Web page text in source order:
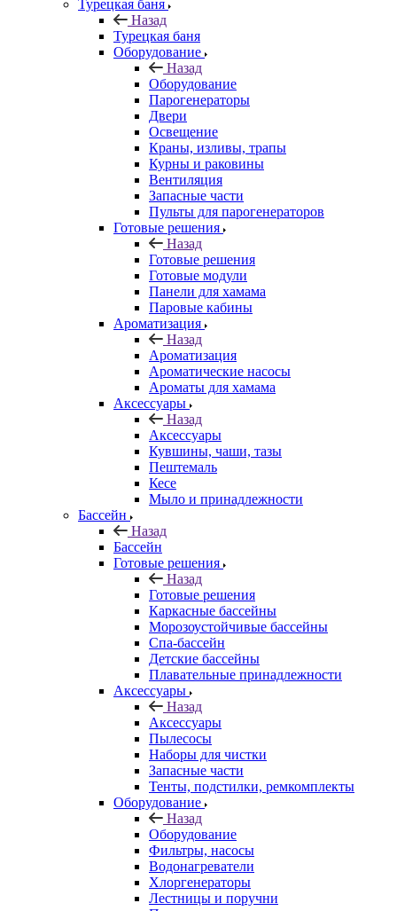
Турецкая баня
Назад
Турецкая баня
Оборудование
Назад
Оборудование
Парогенераторы
Двери
Освещение
Краны, изливы, трапы
Курны и раковины
Вентиляция
Запасные части
Пульты для парогенераторов
Готовые решения
Назад
Готовые решения
Готовые модули
Панели для хамама
Паровые кабины
Ароматизация
Назад
Ароматизация
Ароматические насосы
Ароматы для хамама
Аксессуары
Назад
Аксессуары
Кувшины, чаши, тазы
Пештемаль
Кесе
Мыло и принадлежности
Бассейн
Назад
Бассейн
Готовые решения
Назад
Готовые решения
Каркасные бассейны
Морозоустойчивые бассейны
Спа-бассейн
Детские бассейны
Плавательные принадлежности
Аксессуары
Назад
Аксессуары
Пылесосы
Наборы для чистки
Запасные части
Тенты, подстилки, ремкомплекты
Оборудование
Назад
Оборудование
Фильтры, насосы
Водонагреватели
Хлоргенераторы
Лестницы и поручни